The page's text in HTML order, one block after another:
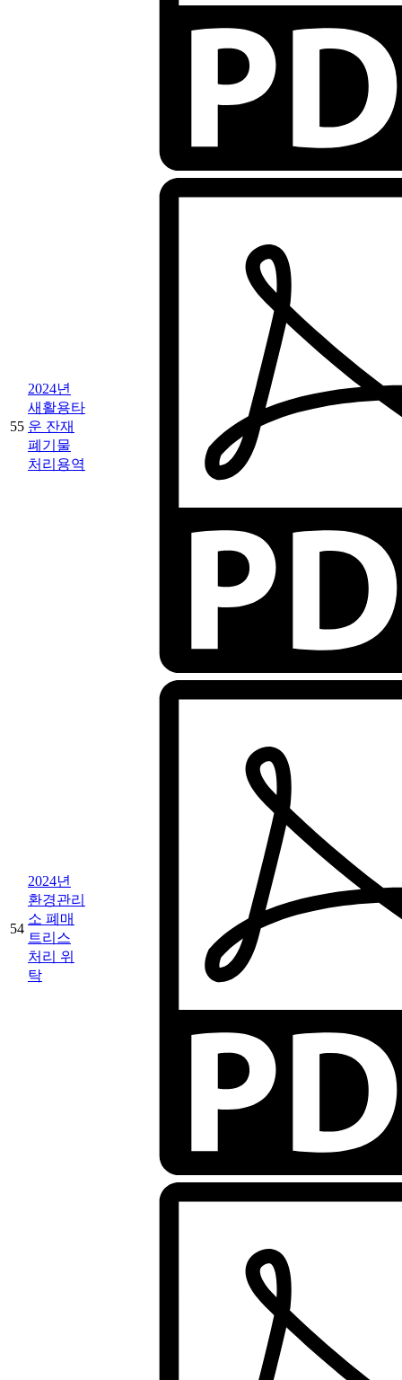
55
2024년
새활용타
운 잔재
폐기물
처리용역
54
2024년
환경관리
소 폐매
트리스
처리 위
탁